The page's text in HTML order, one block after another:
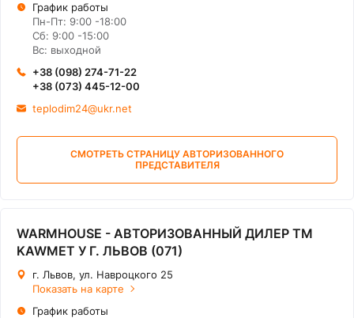
График работы
Пн-Пт: 9:00 -18:00
Сб: 9:00 -15:00
Вс: выходной
+38 (098) 274-71-22
+38 (073) 445-12-00
teplodim24@ukr.net
СМОТРЕТЬ СТРАНИЦУ АВТОРИЗОВАННОГО
ПРЕДСТАВИТЕЛЯ
WARMHOUSE - АВТОРИЗОВАННЫЙ ДИЛЕР ТМ
KAWMET У Г. ЛЬВОВ (071)
г. Львов, ул. Навроцкого 25
Показать на карте
График работы